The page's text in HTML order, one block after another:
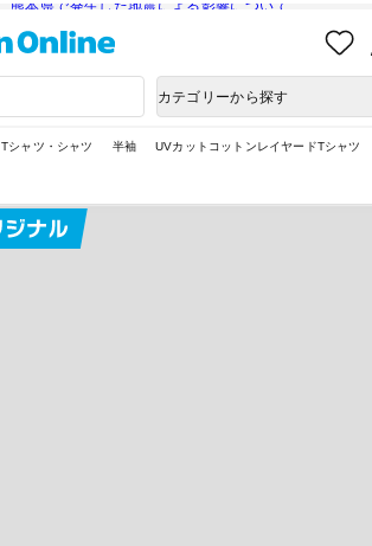
熊本県で発生した地震による影響について
入
カテゴリーから探す
Tシャツ・シャツ 半袖 UVカットコットンレイヤードTシャツ